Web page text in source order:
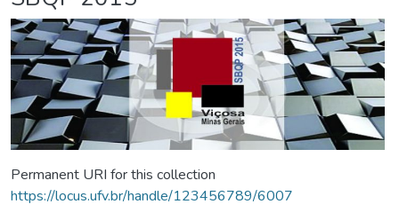
Permanent URI for this collection
https://locus.ufv.br/handle/123456789/6007